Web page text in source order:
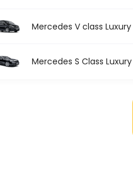
Mercedes V class Luxury
Mercedes S Class Luxury